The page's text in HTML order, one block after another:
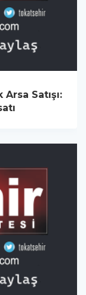
Satışı: